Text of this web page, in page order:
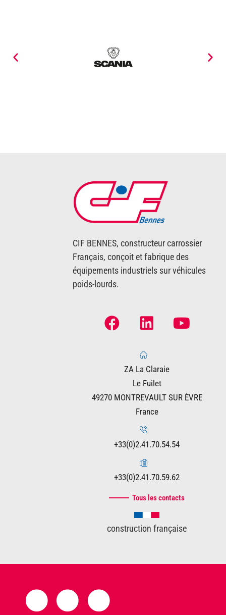
CIF BENNES, constructeur carrossier
Français, conçoit et fabrique des
équipements industriels sur véhicules
poids-lourds.
ZA La Claraie
Le Fuilet
49270 MONTREVAULT SUR ÈVRE
France
+33(0)2.41.70.54.54
+33(0)2.41.70.59.62
Tous les contacts
construction française